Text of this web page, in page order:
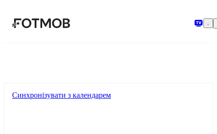
Синхронізувати з календарем